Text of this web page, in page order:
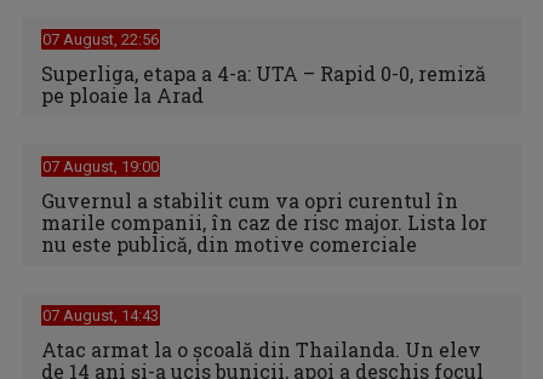
07 August, 22:56
Superliga, etapa a 4-a: UTA – Rapid 0-0, remiză
pe ploaie la Arad
07 August, 19:00
Guvernul a stabilit cum va opri curentul în
marile companii, în caz de risc major. Lista lor
nu este publică, din motive comerciale
07 August, 14:43
Atac armat la o școală din Thailanda. Un elev
de 14 ani și-a ucis bunicii, apoi a deschis focul